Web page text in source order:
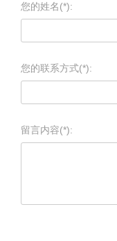
您的姓名(*):
您的联系方式(*):
留言内容(*):